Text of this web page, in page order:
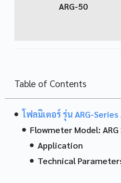
ARG-50
Table of Contents
โฟลมิเตอร์ รุ่น ARG-
Flowmeter Model: ARG
Application
Technical